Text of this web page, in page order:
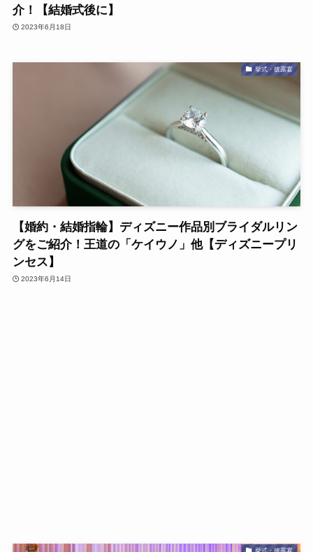
介！【結婚式後に】
2023年6月18日
挙式・披露宴
【婚約・結婚指輪】ディズニー作品別ブライダルリン
グをご紹介！王道の「ケイウノ」他【ディズニープリ
ンセス】
2023年6月14日
挙式・披露宴